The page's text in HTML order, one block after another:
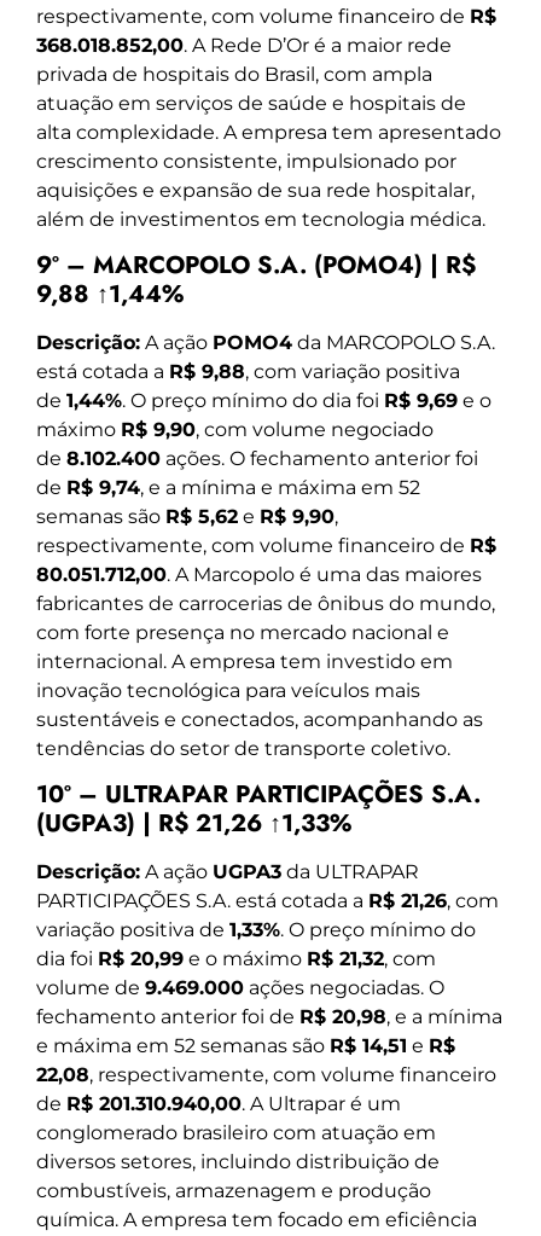
respectivamente, com volume financeiro de R$
368.018.852,00. A Rede D’Or é a maior rede
privada de hospitais do Brasil, com ampla
atuação em serviços de saúde e hospitais de
alta complexidade. A empresa tem apresentado
crescimento consistente, impulsionado por
aquisições e expansão de sua rede hospitalar,
além de investimentos em tecnologia médica.
9º – MARCOPOLO S.A. (POMO4) | R$
9,88 ↑1,44%
Descrição: A ação POMO4 da MARCOPOLO S.A.
está cotada a R$ 9,88, com variação positiva
de 1,44%. O preço mínimo do dia foi R$ 9,69 e o
máximo R$ 9,90, com volume negociado
de 8.102.400 ações. O fechamento anterior foi
de R$ 9,74, e a mínima e máxima em 52
semanas são R$ 5,62 e R$ 9,90,
respectivamente, com volume financeiro de R$
80.051.712,00. A Marcopolo é uma das maiores
fabricantes de carrocerias de ônibus do mundo,
com forte presença no mercado nacional e
internacional. A empresa tem investido em
inovação tecnológica para veículos mais
sustentáveis e conectados, acompanhando as
tendências do setor de transporte coletivo.
10º – ULTRAPAR PARTICIPAÇÕES S.A.
(UGPA3) | R$ 21,26 ↑1,33%
Descrição: A ação UGPA3 da ULTRAPAR
PARTICIPAÇÕES S.A. está cotada a R$ 21,26, com
variação positiva de 1,33%. O preço mínimo do
dia foi R$ 20,99 e o máximo R$ 21,32, com
volume de 9.469.000 ações negociadas. O
fechamento anterior foi de R$ 20,98, e a mínima
e máxima em 52 semanas são R$ 14,51 e R$
22,08, respectivamente, com volume financeiro
de R$ 201.310.940,00. A Ultrapar é um
conglomerado brasileiro com atuação em
diversos setores, incluindo distribuição de
combustíveis, armazenagem e produção
química. A empresa tem focado em eficiência